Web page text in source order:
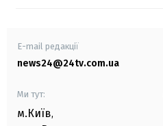
E-mail редакції
news24@24tv.com.ua
Ми тут:
м.Київ,